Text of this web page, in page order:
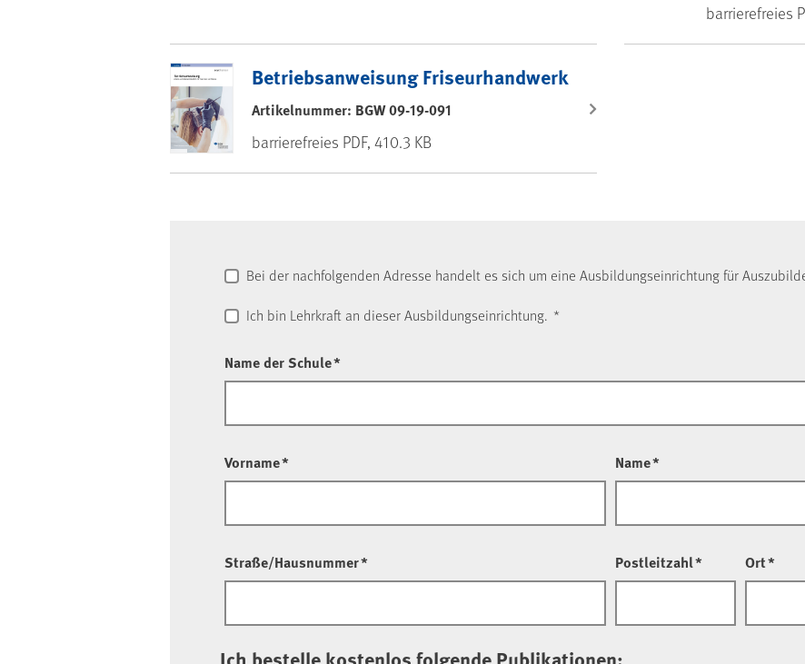
barrierefreies
Betriebsanweisung Friseurhandwerk
Artikelnummer: BGW 09-19-091
barrierefreies PDF, 410.3 KB
Bei der nachfolgenden Adresse handelt es sich um eine Ausbildungseinrichtung für
Ich bin Lehrkraft an dieser Ausbildungseinrichtung. *
Name der Schule*
Vorname* Name*
Straße/Hausnummer* Postleitzahl* Ort*